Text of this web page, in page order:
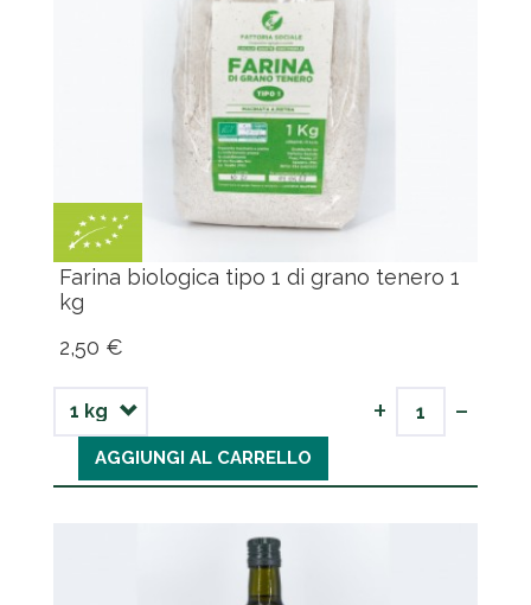
Farina biologica tipo 1 di grano tenero 1
kg
2,50 €
+ -
AGGIUNGI AL CARRELLO